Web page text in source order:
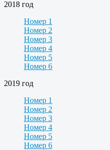
2018 год
Номер 1
Номер 2
Номер 3
Номер 4
Номер 5
Номер 6
2019 год
Номер 1
Номер 2
Номер 3
Номер 4
Номер 5
Номер 6